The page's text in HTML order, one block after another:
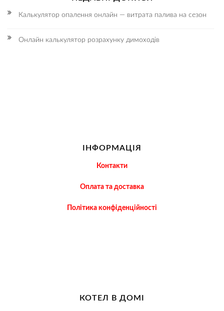
Калькулятор опалення онлайн — витрата палива на сезон
Онлайн калькулятор розрахунку димоходів
ІНФОРМАЦІЯ
Контакти
Оплата та доставка
Політика конфіденційності
КОТЕЛ В ДОМІ